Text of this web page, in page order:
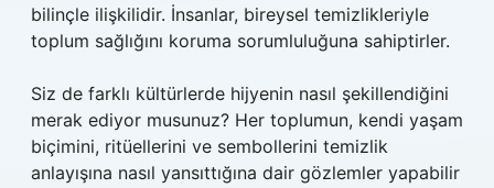
bilinçle ilişkilidir. İnsanlar, bireysel temizlikleriyle
toplum sağlığını koruma sorumluluğuna sahiptirler.
Siz de farklı kültürlerde hijyenin nasıl şekillendiğini
merak ediyor musunuz? Her toplumun, kendi yaşam
biçimini, ritüellerini ve sembollerini temizlik
anlayışına nasıl yansıttığına dair gözlemler yapabilir